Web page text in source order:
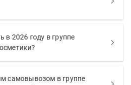
в 2026 году в группе
самовывозом в группе